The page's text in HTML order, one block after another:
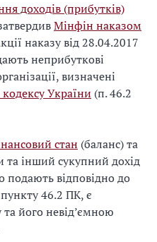
доходів (прибутків)
Мінфін наказом
наказу від 28.04.2017
неприбуткові
визначені
України (п. 46.2
стан (баланс) та
та інший сукупний дохід
подають відповідно до
46.2 ПК, є
його невід’ємною